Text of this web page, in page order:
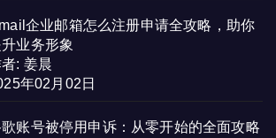
企业邮箱怎么注册申请全攻略，助你
业务形象
: 姜晨
年02月02日
账号被停用申诉：从零开始的全面攻略